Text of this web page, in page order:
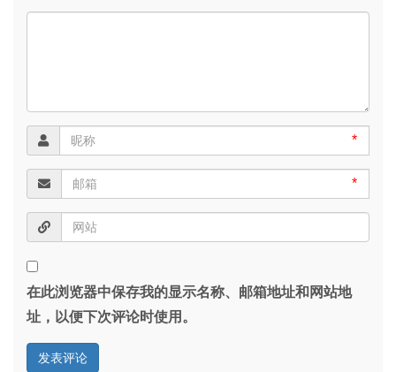
*
*
在此浏览器中保存我的显示名称、邮箱地址和网站地
址，以便下次评论时使用。